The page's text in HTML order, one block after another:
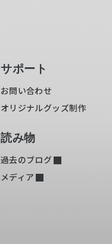
サポート
お問い合わせ
オリジナルグッズ制作
読み物
過去のブログ
メディア